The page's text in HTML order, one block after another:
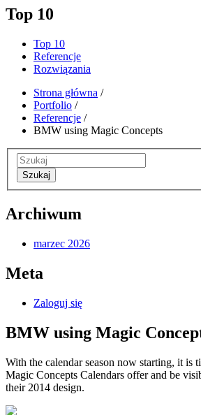
Top 10
Top 10
Referencje
Rozwiązania
Strona główna /
Portfolio /
Referencje /
BMW using Magic Concepts
Szukaj
Archiwum
marzec 2026
Meta
Zaloguj się
BMW using Magic
With the calendar season now starting, it is
Magic Concepts Calendars offer and be
their 2014 design.